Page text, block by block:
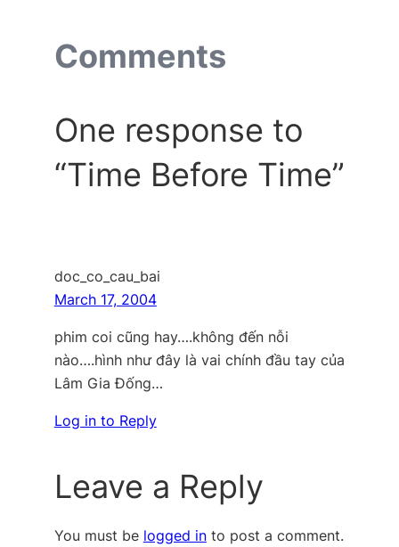
Comments
One response to
“Time Before Time”
doc_co_cau_bai
March 17, 2004
phim coi cũng hay….không đến nỗi
nào….hình như đây là vai chính đầu tay của
Lâm Gia Đống…
Log in to Reply
Leave a Reply
You must be logged into post a comment.